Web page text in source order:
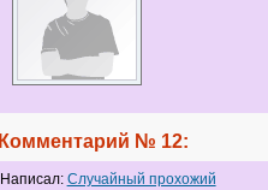
Комментарий № 12:
Написал: Случайный прохожий